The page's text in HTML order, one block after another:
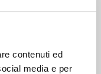
contenuti ed
media e per